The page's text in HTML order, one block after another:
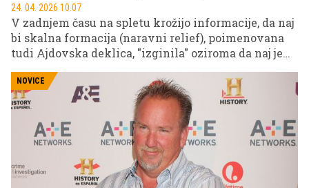
24. 04. 2026 10.07
V zadnjem času na spletu krožijo informacije, da naj
bi skalna formacija (naravni relief), poimenovana
tudi Ajdovska deklica, "izginila" oziroma da naj je
številni na družbenih omrežjih, je naravna
znamenitost še vedno tu, to so podkrepili tudi s
fotografijami.
NOVICE